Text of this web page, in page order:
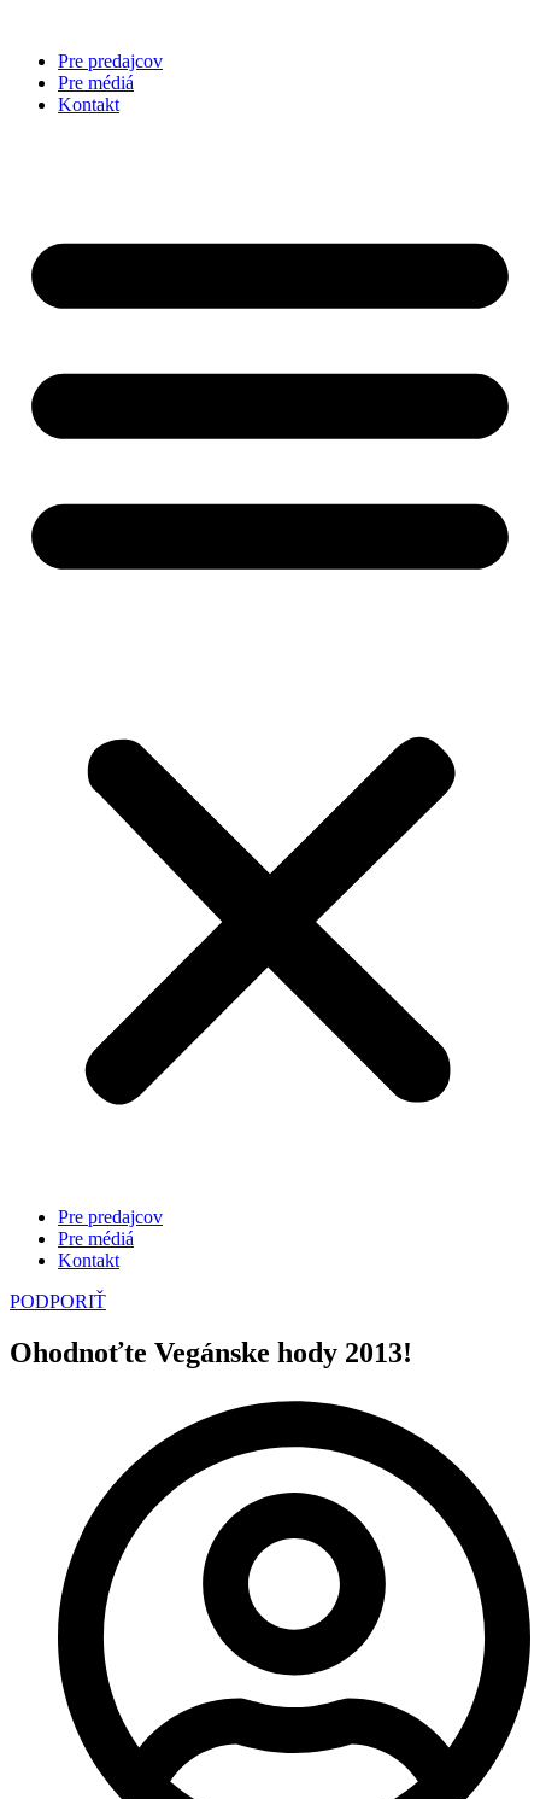
obsah
Pre predajcov
Pre médiá
Kontakt
Pre predajcov
Pre médiá
Kontakt
PODPORIŤ
Ohodnoťte Vegánske hody 2013!